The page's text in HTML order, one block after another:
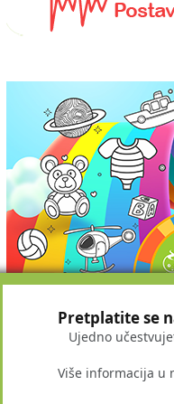
Pretplatite se
Ujedno
Više informacija u